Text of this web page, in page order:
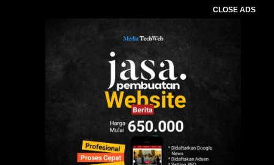
CLOSE ADS